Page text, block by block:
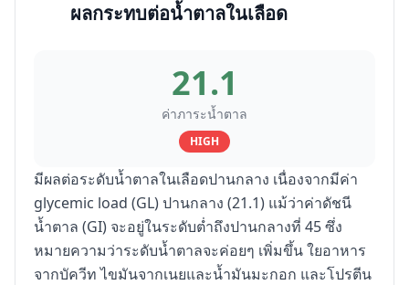
ผลกระทบต่อน้ำตาลในเลือด
21.1
ค่าภาระน้ำตาล
HIGH
มีผลต่อระดับน้ำตาลในเลือดปานกลาง เนื่องจากมีค่า
glycemic load (GL) ปานกลาง (21.1) แม้ว่าค่าดัชนี
น้ำตาล (GI) จะอยู่ในระดับต่ำถึงปานกลางที่ 45 ซึ่ง
หมายความว่าระดับน้ำตาลจะค่อยๆ เพิ่มขึ้น ใยอาหาร
จากบัควีท ไขมันจากเนยและน้ำมันมะกอก และโปรตีน